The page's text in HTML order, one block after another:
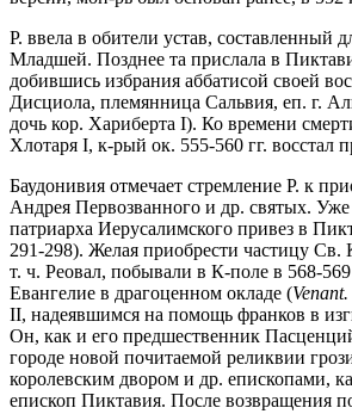
Р. ввела в обители устав, составленный
Младшей. Позднее та прислала в
добившись избрания аббатисой своей
Дисциола, племянница Сальвия, еп. г.
дочь кор. Хариберта I). Ко времени
Хлотаря I, к-рый ок. 555-560 гг. восстал
Баудонивия отмечает стремление Р. к
Андрея Первозванного и др. святых.
патриарха Иерусалимского привез в
291-298). Желая приобрести частицу Св.
т. ч. Реовал, побывали в К-поле в 568-
Евангелие в драгоценном окладе (
II, надеявшимся на помощь франков в
Он, как и его предшественник
городе новой почитаемой реликвии
королевским двором и др. епископами,
епископ Пиктавия. После возвращения